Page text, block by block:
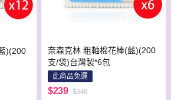
)(200
奈森克林 粗軸棉花棒(藍)(200
支/袋)台灣製*6包
此商品免運
$239 $349